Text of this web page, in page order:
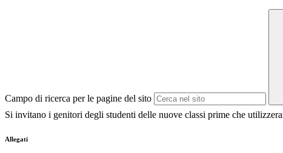
Campo di ricerca per le pagine del sito
Si invitano i genitori degli studenti delle nuove classi prime che
Allegati